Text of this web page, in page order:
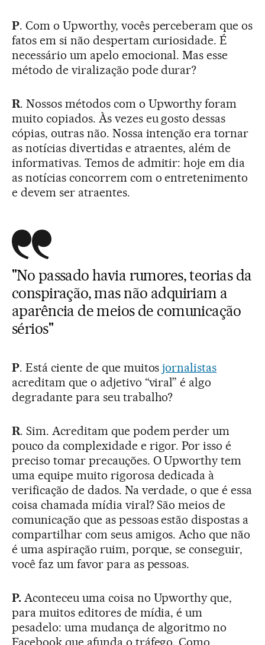
P. Com o Upworthy, vocês perceberam que os
fatos em si não despertam curiosidade. É
necessário um apelo emocional. Mas esse
método de viralização pode durar?
R. Nossos métodos com o Upworthy foram
muito copiados. Às vezes eu gosto dessas
cópias, outras não. Nossa intenção era tornar
as notícias divertidas e atraentes, além de
informativas. Temos de admitir: hoje em dia
as notícias concorrem com o entretenimento
e devem ser atraentes.
"No passado havia rumores, teorias da
conspiração, mas não adquiriam a
aparência de meios de comunicação
sérios"
P. Está ciente de que muitosjornalistas
acreditam que o adjetivo “viral” é algo
degradante para seu trabalho?
R. Sim. Acreditam que podem perder um
pouco da complexidade e rigor. Por isso é
preciso tomar precauções. O Upworthy tem
uma equipe muito rigorosa dedicada à
verificação de dados. Na verdade, o que é essa
coisa chamada mídia viral? São meios de
comunicação que as pessoas estão dispostas a
compartilhar com seus amigos. Acho que não
é uma aspiração ruim, porque, se conseguir,
você faz um favor para as pessoas.
P.Aconteceu uma coisa no Upworthy que,
para muitos editores de mídia, é um
pesadelo: uma mudança de algoritmo no
Facebook que afunda o tráfego. Como